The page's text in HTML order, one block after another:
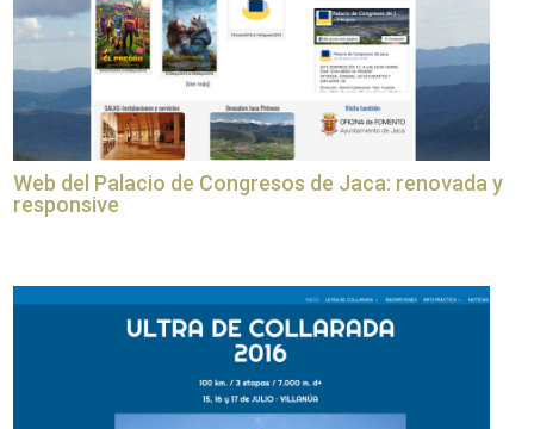
Web del Palacio de Congresos de Jaca: renovada y
responsive